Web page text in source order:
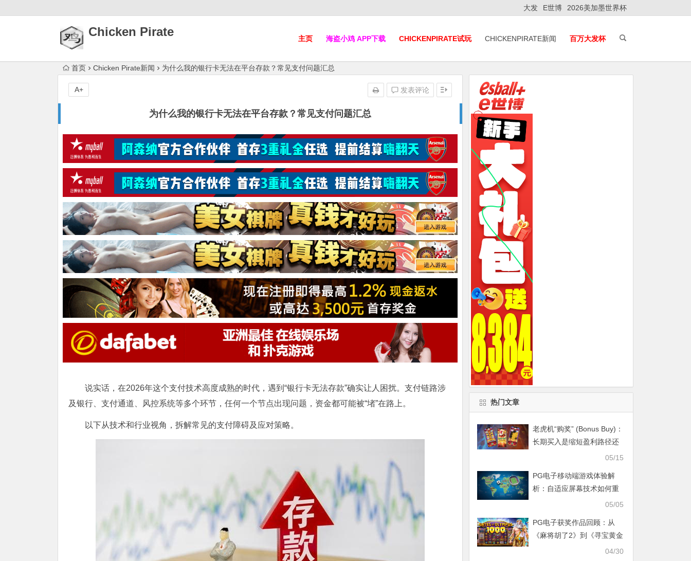
大发 E世博 2026美加墨世界杯
Chicken Pirate 主页 海盗小鸡 APP下载 CHICKENPIRATE试玩 CHICKENPIRATE新闻 百万大发杯
首页 Chicken Pirate新闻 为什么我的银行卡无法在平台存款？常见支付问题汇总
为什么我的银行卡无法在平台存款？常见支付问题汇总
发表评论
A+
说实话，在2026年这个支付技术高度成熟的时代，遇到“银行卡无法存款”确实让人困扰。支付链路涉
及银行、支付通道、风控系统等多个环节，任何一个节点出现问题，资金都可能被“堵”在路上。
以下从技术和行业视角，拆解常见的支付障碍及应对策略。
热门文章
老虎机“购奖” (Bonus Buy)：
长期买入是缩短盈利路径还
05/15
PG电子移动端游戏体验解
析：自适应屏幕技术如何重
05/05
PG电子获奖作品回顾：从
《麻将胡了2》到《寻宝黄金
04/30